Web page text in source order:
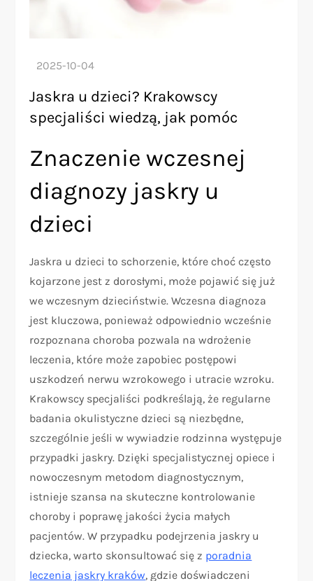
Jaskra u dzieci? Krakowscy
specjaliści wiedzą, jak pomóc
Znaczenie wczesnej
diagnozy jaskry u
dzieci
Jaskra u dzieci to schorzenie, które choć często
kojarzone jest z dorosłymi, może pojawić się już
we wczesnym dzieciństwie. Wczesna diagnoza
jest kluczowa, ponieważ odpowiednio wcześnie
rozpoznana choroba pozwala na wdrożenie
leczenia, które może zapobiec postępowi
uszkodzeń nerwu wzrokowego i utracie wzroku.
Krakowscy specjaliści podkreślają, że regularne
badania okulistyczne dzieci są niezbędne,
szczególnie jeśli w wywiadzie rodzinna występuje
przypadki jaskry. Dzięki specjalistycznej opiece i
nowoczesnym metodom diagnostycznym,
istnieje szansa na skuteczne kontrolowanie
choroby i poprawę jakości życia małych
pacjentów. W przypadku podejrzenia jaskry u
dziecka, warto skonsultować się z poradnia
leczenia jaskry kraków, gdzie doświadczeni